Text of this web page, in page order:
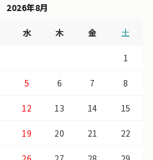
2026年8月
水 木 金 土
1
5 6 7 8
12 13 14 15
19 20 21 22